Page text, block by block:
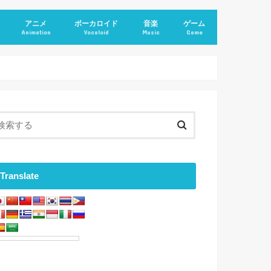
アニメ
Animation
ボーカロイド
Vocaloid
音楽
Music
ゲーム
Game
Translate